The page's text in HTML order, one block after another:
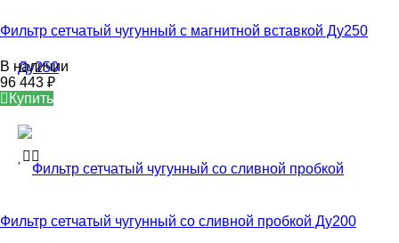
Фильтр сетчатый чугунный с магнитной вставкой Ду250
В наличии
96 443 ₽
Купить
Фильтр сетчатый чугунный со сливной пробкой Ду200